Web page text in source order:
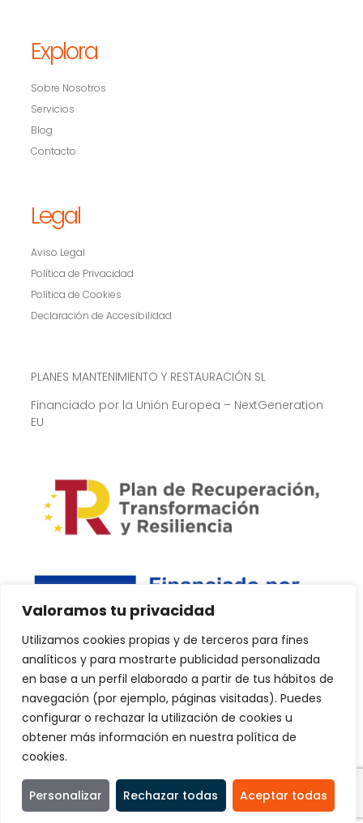
Valoramos tu privacidad
Utilizamos cookies propias y de terceros para fines
analíticos y para mostrarte publicidad personalizada
en base a un perfil elaborado a partir de tus hábitos de
navegación (por ejemplo, páginas visitadas). Puedes
configurar o rechazar la utilización de cookies u
obtener más información en nuestra política de
cookies.
Personalizar Rechazar todas Aceptar todas
Explora
Sobre Nosotros
Servicios
Blog
Contacto
Legal
Aviso Legal
Política de Privacidad
Política de Cookies
Declaración de Accesibilidad
PLANES MANTENIMIENTO Y RESTAURACIÓN SL
Financiado por la Unión Europea – NextGeneration
EU
Copyright © 2024 PlanDPlus. Todos los derechos reservados.
Web realizada por Kvilar Agencia&Marketing.